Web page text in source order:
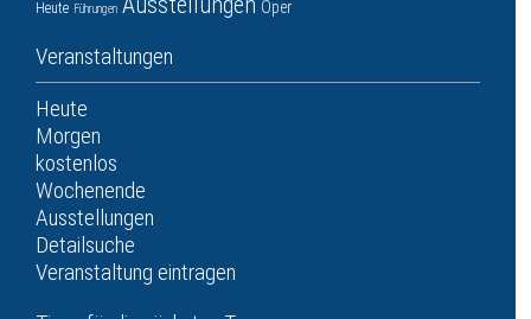
Heute Führungen Oper
Veranstaltungen
Heute
Morgen
kostenlos
Wochenende
Ausstellungen
Detailsuche
Veranstaltung eintragen